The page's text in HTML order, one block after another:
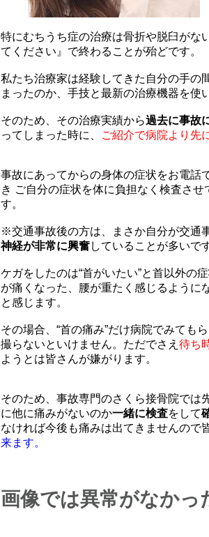
特にむちうち症の治療は骨折や脱臼がな
てください』で終わることが殆どです。
私たち治療家は経験してきた自分の手の
まったのか、手技と最新の治療機器を使
そのため、その治療実績から過去に事故
ってしまった時に、
ご紹介で病院より先
事故にあってからの身体の症状をお電話
き ご自分の症状を体に負担なく検査さ
す。
※交通事故後の方は、まさか自分が交通
神経が非常に興奮していることが多いで
ケガをしたのは“首がいたい”と首以外の
が痛くなった、腰が重たく感じるように
と感じます。
その場合、“首の痛み”だけ病院でみても
撮らないといけません。ただでさえ 待ち
ようとは皆さんが嫌がります。
そのため、事故専門のさくら接骨院では
に他に痛みがないのか一緒に検査をして
なければ今後も痛みは出てきませんので
来ます。
画像では異常がなか